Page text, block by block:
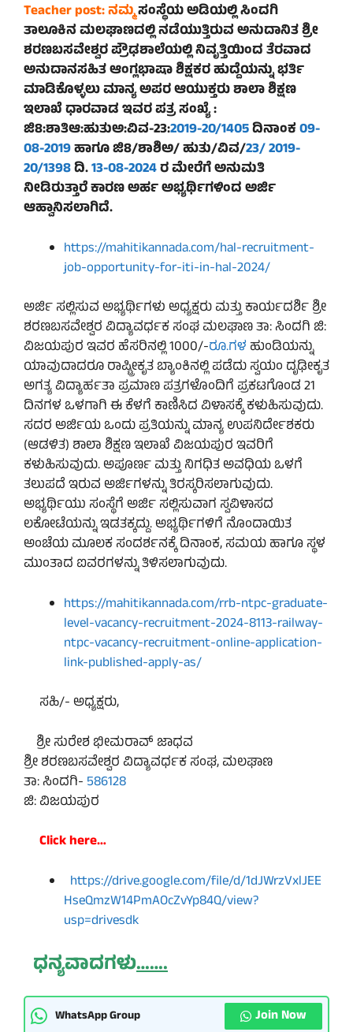
Teacher post: ನಮ್ಮಸಂಸ್ಥೆಯ ಅಡಿಯಲ್ಲಿ ಸಿಂದಗಿ
ತಾಲೂಕಿನ ಮಲಘಾಣದಲ್ಲಿ ನಡೆಯುತ್ತಿರುವ ಅನುದಾನಿತ ಶ್ರೀ
ಶರಣಬಸವೇಶ್ವರ ಪ್ರೌಢಶಾಲೆಯಲ್ಲಿ ನಿವೃತ್ತಿಯಿಂದ ತೆರವಾದ
ಅನುದಾನಸಹಿತ ಆಂಗ್ಲಭಾಷಾ ಶಿಕ್ಷಕರ ಹುದ್ದೆಯನ್ನು ಭರ್ತಿ
ಮಾಡಿಕೊಳ್ಳಲು ಮಾನ್ಯ ಅಪರ ಆಯುಕ್ತರು ಶಾಲಾ ಶಿಕ್ಷಣ
ಇಲಾಖೆ ಧಾರವಾಡ ಇವರ ಪತ್ರ ಸಂಖ್ಯೆ :
ಜಿ8:ಶಾತಿಆ:ಹುತುಅ:ವಿವ-23:2019-20/1405ದಿನಾಂಕ09-
08-2019ಹಾಗೂ ಜಿ8/ಶಾಶಿಅ/ ಹುತು/ವಿವ/23/ 2019-
20/1398ದಿ.13-08-2024ರ ಮೇರೆಗೆ ಅನುಮತಿ
ನೀಡಿರುತ್ತಾರೆ ಕಾರಣ ಅರ್ಹ ಅಭ್ಯರ್ಥಿಗಳಿಂದ ಅರ್ಜಿ
ಆಹ್ವಾನಿಸಲಾಗಿದೆ.
https://mahitikannada.com/hal-recruitment-
job-opportunity-for-iti-in-hal-2024/
ಅರ್ಜಿ ಸಲ್ಲಿಸುವ ಅಭ್ಯರ್ಥಿಗಳು ಅಧ್ಯಕ್ಷರು ಮತ್ತು ಕಾರ್ಯದರ್ಶಿ ಶ್ರೀ
ಶರಣಬಸವೇಶ್ವರ ವಿದ್ಯಾವರ್ಧಕ ಸಂಘ ಮಲಘಾಣ ತಾ: ಸಿಂದಗಿ ಜಿ:
ವಿಜಯಪುರ ಇವರ ಹೆಸರಿನಲ್ಲಿ 1000/-ರೂ.ಗಳ ಹುಂಡಿಯನ್ನು
ಯಾವುದಾದರೂ ರಾಷ್ಟ್ರೀಕೃತ ಬ್ಯಾಂಕಿನಲ್ಲಿ ಪಡೆದು ಸ್ವಯಂ ದೃಢೀಕೃತ
ಅಗತ್ಯ ವಿದ್ಯಾರ್ಹತಾ ಪ್ರಮಾಣ ಪತ್ರಗಳೊಂದಿಗೆ ಪ್ರಕಟಗೊಂಡ 21
ದಿನಗಳ ಒಳಗಾಗಿ ಈ ಕೆಳಗೆ ಕಾಣಿಸಿದ ವಿಳಾಸಕ್ಕೆ ಕಳುಹಿಸುವುದು.
ಸದರ ಅರ್ಜಿಯ ಒಂದು ಪ್ರತಿಯನ್ನು ಮಾನ್ಯ ಉಪನಿರ್ದೇಶಕರು
(ಆಡಳಿತ) ಶಾಲಾ ಶಿಕ್ಷಣ ಇಲಾಖೆ ವಿಜಯಪುರ ಇವರಿಗೆ
ಕಳುಹಿಸುವುದು. ಅಪೂರ್ಣ ಮತ್ತು ನಿಗಧಿತ ಅವಧಿಯ ಒಳಗೆ
ತಲುಪದೆ ಇರುವ ಅರ್ಜಿಗಳನ್ನು ತಿರಸ್ಕರಿಸಲಾಗುವುದು.
ಅಭ್ಯರ್ಥಿಯು ಸಂಸ್ಥೆಗೆ ಅರ್ಜಿ ಸಲ್ಲಿಸುವಾಗ ಸ್ವವಿಳಾಸದ
ಲಕೋಟೆಯನ್ನು ಇಡತಕ್ಕದ್ದು. ಅಭ್ಯರ್ಥಿಗಳಿಗೆ ನೊಂದಾಯಿತ
ಅಂಚೆಯ ಮೂಲಕ ಸಂದರ್ಶನಕ್ಕೆ ದಿನಾಂಕ, ಸಮಯ ಹಾಗೂ ಸ್ಥಳ
ಮುಂತಾದ ಐವರಗಳನ್ನು ತಿಳಿಸಲಾಗುವುದು.
https://mahitikannada.com/rrb-ntpc-graduate-
level-vacancy-recruitment-2024-8113-railway-
ntpc-vacancy-recruitment-online-application-
link-published-apply-as/
ಸಹಿ/- ಅಧ್ಯಕ್ಷರು,
ಶ್ರೀ ಸುರೇಶ ಭೀಮರಾವ್ ಜಾಧವ
ಶ್ರೀ ಶರಣಬಸವೇಶ್ವರ ವಿದ್ಯಾವರ್ಧಕ ಸಂಘ, ಮಲಘಾಣ
ತಾ: ಸಿಂದಗಿ- 586128
ಜಿ: ವಿಜಯಪುರ
Click here…
https://drive.google.com/file/d/1dJWrzVxlJEE
HseQmzW14PmAOcZvYp84Q/view?
usp=drivesdk
ಧನ್ಯವಾದಗಳು…….
WhatsApp Group Join Now